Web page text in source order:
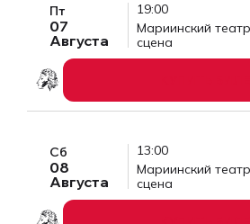
Пт
07
Августа
19:00
Мариинский
сцена
Сб
08
Августа
13:00
Мариинский
сцена